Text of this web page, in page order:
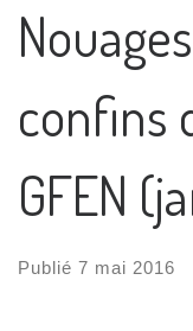
confins
GFEN
Publié 7 mai 2016